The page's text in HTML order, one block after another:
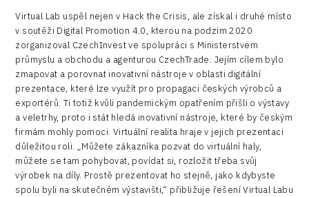
Virtual Lab uspěl nejen v Hack the Crisis, ale získal i druhé místo
v soutěži Digital Promotion 4.0, kterou na podzim 2020
zorganizoval CzechInvest ve spolupráci s Ministerstvem
průmyslu a obchodu a agenturou CzechTrade. Jejím cílem bylo
zmapovat a porovnat inovativní nástroje v oblasti digitální
prezentace, které lze využít pro propagaci českých výrobců a
exportérů. Ti totiž kvůli pandemickým opatřením přišli o výstavy
a veletrhy, proto i stát hledá inovativní nástroje, které by českým
firmám mohly pomoci. Virtuální realita hraje v jejich prezentaci
důležitou roli. „Můžete zákazníka pozvat do virtuální haly,
můžete se tam pohybovat, povídat si, rozložit třeba svůj
výrobek na díly. Prostě prezentovat ho stejně, jako kdybyste
spolu byli na skutečném výstavišti,“ přibližuje řešení Virtual Labu